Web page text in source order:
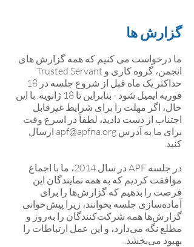
گزارش ها
ما درخواست می کنیم که همه گزارش های
انجمن، گروه کاری و Trusted Servant
حداکثر یک ماه قبل از شروع جلسه در 18
فوریه ایمیل شود - بنابراین تا 18 ژانویه. با این
حال، اگر مهلت را برای شرایط غیرقابل
اجتناب از دست دادید، لطفاً در اسرع وقت
برای ما به آدرس apf@apfna.org ارسال
کنید.
در جلسه APF در سال 2014، ما با اجماع
موافقت کردیم که به همه نمایندگان این
فرصت را بدهیم که گزارش‌ها را برای
آماده‌سازی جلسه بخوانند، زیرا پیش‌خوانی
گزارش‌ها همه شرکت‌کنندگان را به‌روز و
مطلع نگه می‌دارد، و این عمل ارتباطات را
بهبود می‌بخشد.